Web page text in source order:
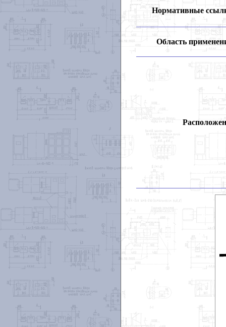
Нормативные
Область